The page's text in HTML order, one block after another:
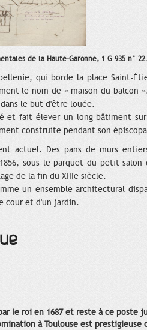
de la Haute-Garonne, 1 G 935 n° 22.
qui borde la place Saint-
le nom de « maison du balcon
le but d'être louée.
et fait élever un long bâtiment
construite pendant son
actuel. Des pans de murs
sous le parquet du petit salon
de la fin du XIIIe siècle.
un ensemble architectural
cour et d'un jardin.
le roi en 1687 et reste à ce poste
à Toulouse est